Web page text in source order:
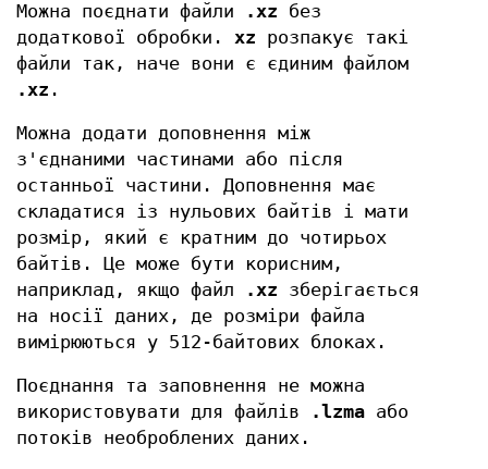
Можна поєднати файли .xz без
додаткової обробки. xz розпакує такі
файли так, наче вони є єдиним файлом
.xz .
Можна додати доповнення між
з'єднаними частинами або після
останньої частини. Доповнення має
складатися із нульових байтів і мати
розмір, який є кратним до чотирьох
байтів. Це може бути корисним,
наприклад, якщо файл
.xz зберігається
на носії даних, де розміри файла
вимірюються у 512-байтових блоках.
Поєднання та заповнення не можна
використовувати для файлів
.lzma або
потоків необроблених даних.